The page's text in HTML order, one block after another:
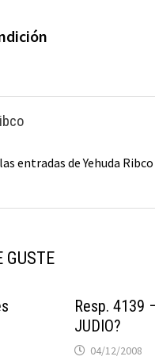
entradas de Yehuda
GUSTE
Resp. 4139
JUDIO?
04/12/2008